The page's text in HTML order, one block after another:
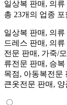
일상복 판매, 의
총 23개의 업종
일상복 판매, 의
드레스 판매, 의
전문 판매, 가죽/
류전문 판매, 승
목점, 아동복전문
큰옷전문 판매,